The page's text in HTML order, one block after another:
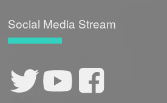
Social Media Stream